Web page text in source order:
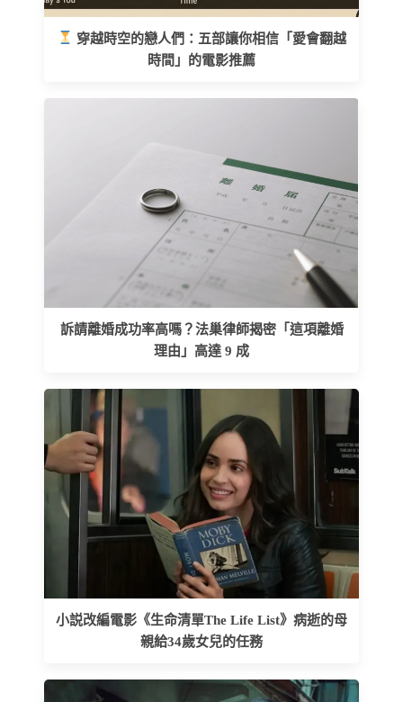
穿越時空的戀人們：五部讓你相信「愛會翻越
時間」的電影推薦
訴請離婚成功率高嗎？法巢律師揭密「這項離婚
理由」高達 9 成
小説改編電影《生命清單The Life List》病逝的母
親給34歲女兒的任務